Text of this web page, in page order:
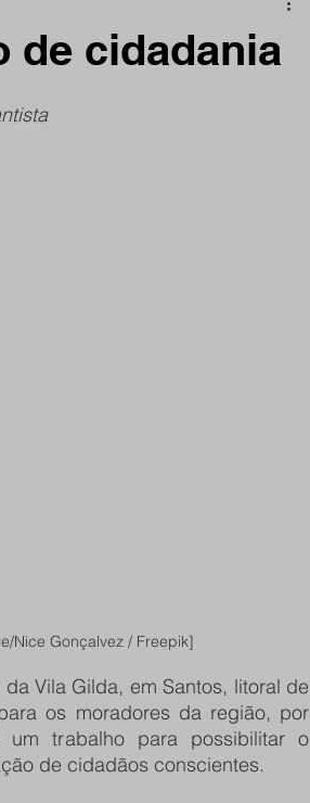
de cidadania
Nice Gonçalvez / Freepik]
Vila Gilda, em Santos, litoral de
os moradores da região, por
trabalho para possibilitar o
de cidadãos conscientes.